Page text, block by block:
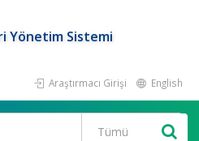
Yönetim Sistemi
Araştırmacı Girişi English